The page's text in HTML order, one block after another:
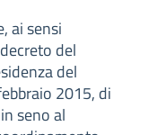
ai sensi
del
del
2015, di
seno al